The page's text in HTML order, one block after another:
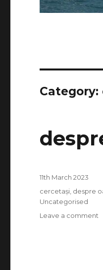
Category:
Posted
11th March 2023
Categories
cercetași despre
Uncategorised
Leave a comment